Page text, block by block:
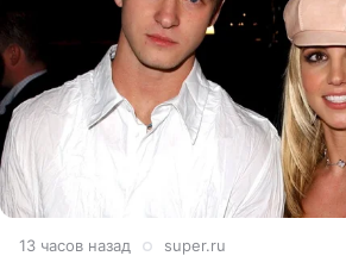
13 часов назад super.ru